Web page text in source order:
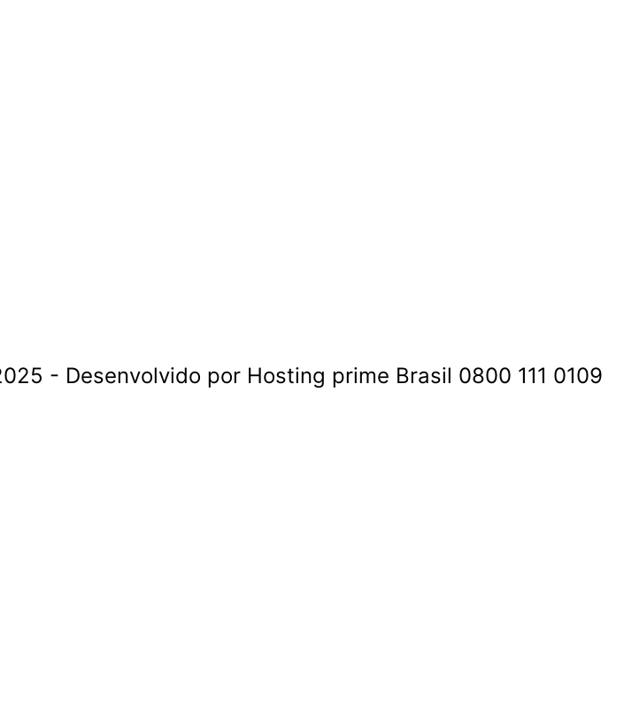
- Desenvolvido por Hosting prime Brasil 0800 111 0109